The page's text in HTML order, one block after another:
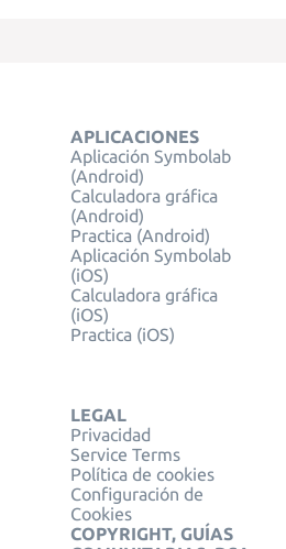
APLICACIONES
Aplicación Symbolab
(Android)
Calculadora gráfica
(Android)
Practica (Android)
Aplicación Symbolab
(iOS)
Calculadora gráfica
(iOS)
Practica (iOS)
LEGAL
Privacidad
Service Terms
Política de cookies
Configuración de
Cookies
COPYRIGHT, GUÍAS